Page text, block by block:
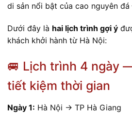
di sản nổi bật của cao nguyên đá
Dưới đây là hai lịch trình gợi ý
khách khởi hành từ Hà Nội:
🚐 Lịch trình 4 ngày
tiết kiệm thời gian
Ngày 1: Hà Nội → TP Hà Giang